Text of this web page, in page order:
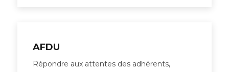
AFDU
Répondre aux attentes des adhérents,